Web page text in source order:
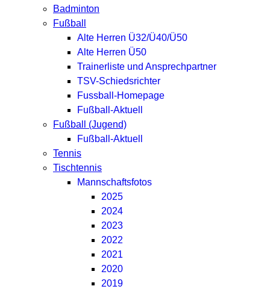
Badminton
Fußball
Alte Herren Ü32/Ü40/Ü50
Alte Herren Ü50
Trainerliste und Ansprechpartner
TSV-Schiedsrichter
Fussball-Homepage
Fußball-Aktuell
Fußball (Jugend)
Fußball-Aktuell
Tennis
Tischtennis
Mannschaftsfotos
2025
2024
2023
2022
2021
2020
2019